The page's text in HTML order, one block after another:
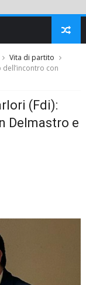
Vita di partito
con
(Fdi):
Delmastro e